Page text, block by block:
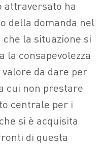
attraversato ha
della domanda nel
la situazione si
la consapevolezza
da dare per
cui non prestare
centrale per i
si è acquisita
di questa